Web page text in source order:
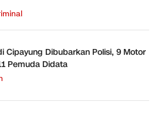
Cipayung Dibubarkan Polisi, 9 Motor
Pemuda Didata